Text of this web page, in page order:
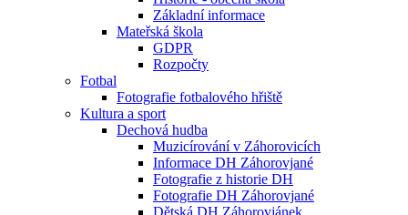
Základní informace
Mateřská škola
GDPR
Rozpočty
Fotbal
Fotografie fotbalového hřiště
Kultura a sport
Dechová hudba
Muzicírování v Záhorovicích
Informace DH Záhorovjané
Fotografie z historie DH
Fotografie DH Záhorovjané
Dětská DH Záhorovjánek